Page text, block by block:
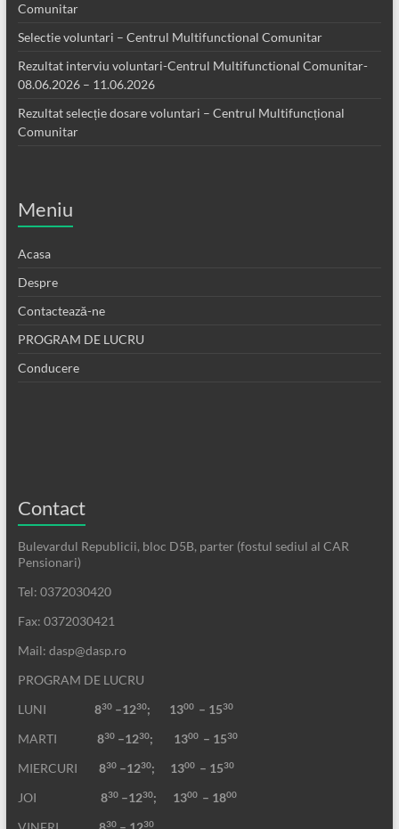
Comunitar
Selectie voluntari – Centrul Multifunctional Comunitar
Rezultat interviu voluntari-Centrul Multifunctional Comunitar-
08.06.2026 – 11.06.2026
Rezultat selecție dosare voluntari – Centrul Multifuncțional
Comunitar
Meniu
Acasa
Despre
Contactează-ne
PROGRAM DE LUCRU
Conducere
Contact
Bulevardul Republicii, bloc D5B, parter (fostul sediul al CAR
Pensionari)
Tel: 0372030420
Fax: 0372030421
Mail: dasp@dasp.ro
PROGRAM DE LUCRU
LUNI
830–1230; 1300 – 1530
MARTI 830–1230; 1300 – 1530
MIERCURI 830–1230; 1300 – 1530
JOI 830–1230; 1300 – 1800
30 30